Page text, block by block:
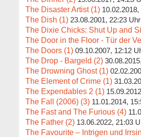
The Disaster Artist (1)
The Dish (1) 23.08.2001, 22:23 Uhr
The Dixie Chicks: Shut Up and
The Door in the Floor - Tür der
The Doors (1) 09.10.2007, 12:12
The Drop - Bargeld (2)
The Drowning Ghost (1)
The Element of Crime (1)
The Expendables 2 (1)
The Fall (2006) (3) 11.01.2014,
The Fast and The Furious (4)
The Father (2) 13.06.2022, 21:03
The Favourite – Intrigen und